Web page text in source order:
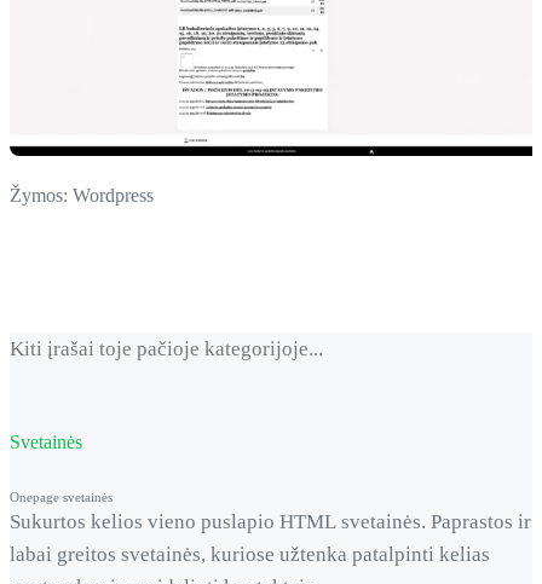
Žymos: Wordpress
Kiti įrašai toje pačioje kategorijoje...
Svetainės
Onepage svetainės
Sukurtos kelios vieno puslapio HTML svetainės. Paprastos ir
labai greitos svetainės, kuriose užtenka patalpinti kelias